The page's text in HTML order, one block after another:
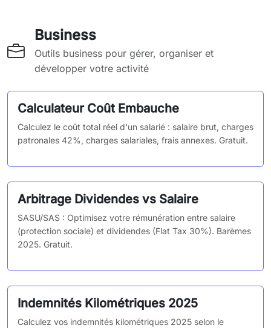
Business
Outils business pour gérer, organiser et
développer votre activité
Calculateur Coût Embauche
Calculez le coût total réel d'un salarié : salaire brut, charges
patronales 42%, charges salariales, frais annexes. Gratuit.
Arbitrage Dividendes vs Salaire
SASU/SAS : Optimisez votre rémunération entre salaire
(protection sociale) et dividendes (Flat Tax 30%). Barèmes
2025. Gratuit.
Indemnités Kilométriques 2025
Calculez vos indemnités kilométriques 2025 selon le